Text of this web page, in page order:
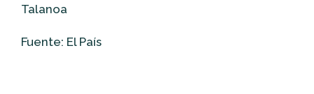
Talanoa
Fuente: El País